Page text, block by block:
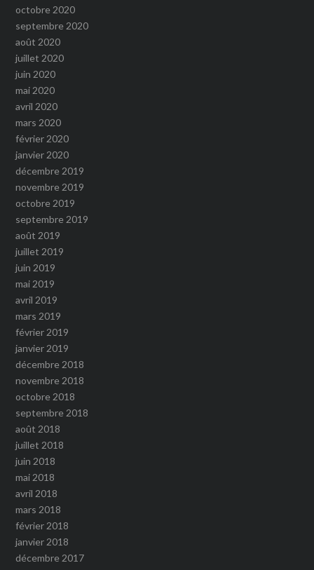
octobre 2020
septembre 2020
août 2020
juillet 2020
juin 2020
mai 2020
avril 2020
mars 2020
février 2020
janvier 2020
décembre 2019
novembre 2019
octobre 2019
septembre 2019
août 2019
juillet 2019
juin 2019
mai 2019
avril 2019
mars 2019
février 2019
janvier 2019
décembre 2018
novembre 2018
octobre 2018
septembre 2018
août 2018
juillet 2018
juin 2018
mai 2018
avril 2018
mars 2018
février 2018
janvier 2018
décembre 2017